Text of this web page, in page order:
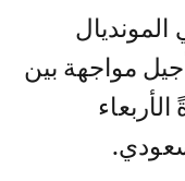
مواجهة بين